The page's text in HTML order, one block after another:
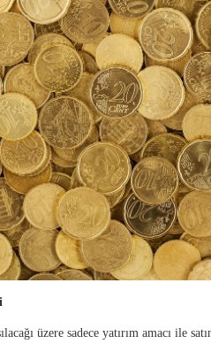
üzere sadece yatırım amacı ile